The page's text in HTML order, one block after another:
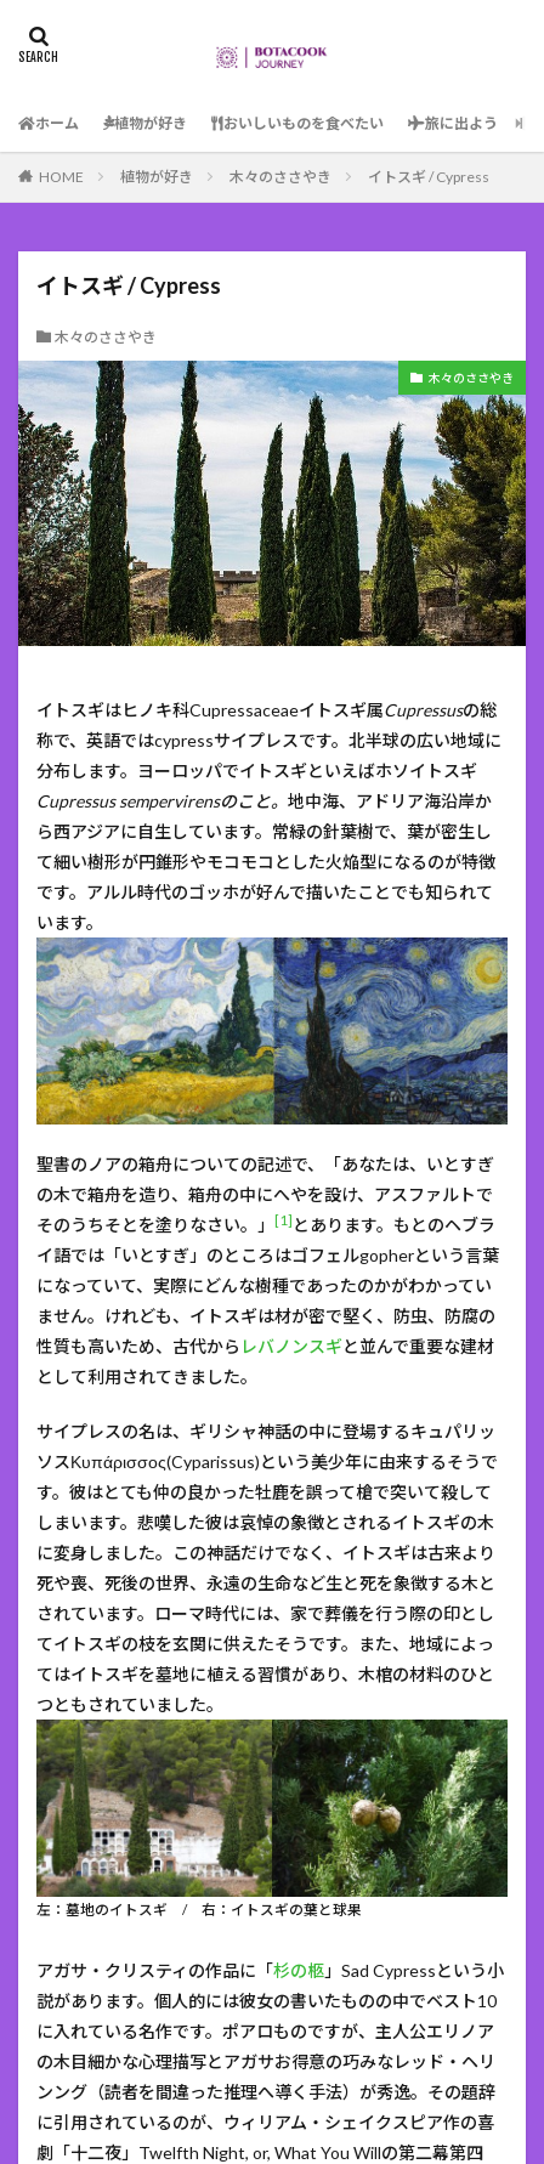
ホーム 植物が好き おいしいものを食べたい 旅に出よう
HOME 植物が好き 木々のささやき イトスギ / Cypress
イトスギ / Cypress
木々のささやき
木々のささやき
イトスギはヒノキ科Cupressaceaeイトスギ属Cupressusの総
称で、英語ではcypressサイプレスです。北半球の広い地域に
分布します。ヨーロッパでイトスギといえばホソイトスギ
Cupressus sempervirensのこと。 地中海、アドリア海沿岸か
ら西アジアに自生しています。常緑の針葉樹で、葉が密生し
て細い樹形が円錐形やモコモコとした火焔型になるのが特徴
です。アルル時代のゴッホが好んで描いたことでも知られて
います。
聖書のノアの箱舟についての記述で、「あなたは、いとすぎ
の木で箱舟を造り、箱舟の中にへやを設け、アスファルトで
そのうちそとを塗りなさい。」
[1] とあります。もとのヘブラ
イ語では「いとすぎ」のところはゴフェルgopherという言葉
になっていて、実際にどんな樹種であったのかがわかってい
ません。けれども、イトスギは材が密で堅く、防虫、防腐の
性質も高いため、古代から レバノンスギと並んで重要な建材
として利用されてきました。
サイプレスの名は、ギリシャ神話の中に登場するキュパリッ
ソスΚυπάρισσος(Cyparissus)という美少年に由来するそうで
す。彼はとても仲の良かった牡鹿を誤って槍で突いて殺して
しまいます。悲嘆した彼は哀悼の象徴とされるイトスギの木
に変身しました。この神話だけでなく、イトスギは古来より
死や喪、死後の世界、永遠の生命など生と死を象徴する木と
されています。ローマ時代には、家で葬儀を行う際の印とし
てイトスギの枝を玄関に供えたそうです。また、地域によっ
てはイトスギを墓地に植える習慣があり、木棺の材料のひと
つともされていました。
左：墓地のイトスギ / 右：イトスギの葉と球果
アガサ・クリスティの作品に「杉の柩」Sad Cypressという小
説があります。個人的には彼女の書いたものの中でベスト10
に入れている名作です。ポアロものですが、主人公エリノア
の木目細かな心理描写とアガサお得意の巧みなレッド・ヘリ
ンング（読者を間違った推理へ導く手法）が秀逸。その題辞
に引用されているのが、ウィリアム・シェイクスピア作の喜
劇「十二夜」Twelfth Night, or, What You Willの第二幕第四